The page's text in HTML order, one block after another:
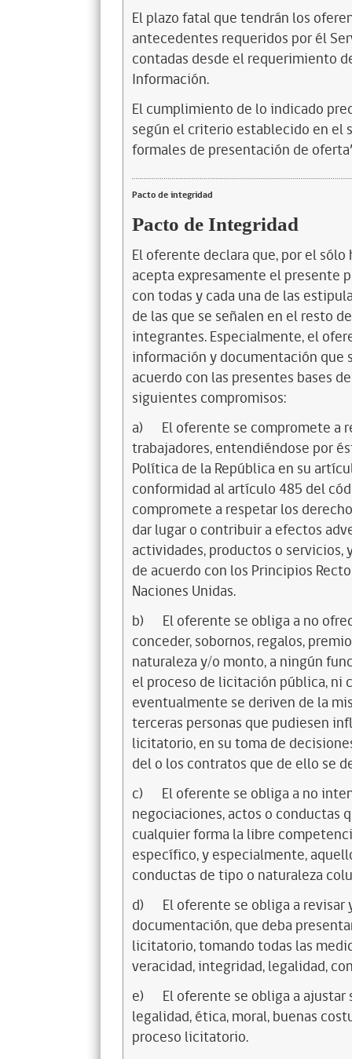
El plazo fatal que tendrán los
antecedentes requeridos por él
contadas desde el requerimiento
Información.
El cumplimiento de lo indicado
según el criterio establecido en
formales de presentación de
Pacto de integridad
Pacto de Integridad
El oferente declara que, por el
acepta expresamente el presente
con todas y cada una de las
de las que se señalen en el resto
integrantes. Especialmente, el
información y documentación que
acuerdo con las presentes bases
siguientes compromisos:
a)
El oferente se compromete a
trabajadores, entendiéndose por
Política de la República en su
conformidad al artículo 485 del
compromete a respetar los
dar lugar o contribuir a efectos
actividades, productos o servicios,
de acuerdo con los Principios
Naciones Unidas.
b)
El oferente se obliga a no
conceder, sobornos, regalos,
naturaleza y/o monto, a ningún
el proceso de licitación pública, ni
eventualmente se deriven de la
terceras personas que pudiesen
licitatorio, en su toma de
del o los contratos que de ello se
c)
El oferente se obliga a no
negociaciones, actos o conductas
cualquier forma la libre
específico, y especialmente,
conductas de tipo o naturaleza
d)
El oferente se obliga a
documentación, que deba
licitatorio, tomando todas las
veracidad, integridad, legalidad,
e)
El oferente se obliga a
legalidad, ética, moral, buenas
proceso licitatorio.